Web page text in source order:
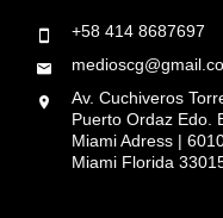
+58 414 8687697
Av. Cuchiveros
Puerto Ordaz Edo.
Miami Adress |
Miami Florida